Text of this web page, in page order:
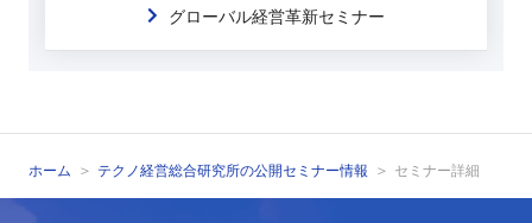
グローバル経営革新セミナー
ホーム テクノ経営総合研究所の公開セミナー情報 セミナー詳細